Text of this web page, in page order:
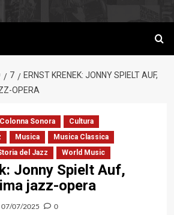
7
ERNST KRENEK: JONNY SPIELT AUF,
OPERA
Colonna Sonora
Cultura
Musica
Musica Classica
del Jazz World Music
Jonny Spielt Auf,
jazz-opera
07/07/2025 0